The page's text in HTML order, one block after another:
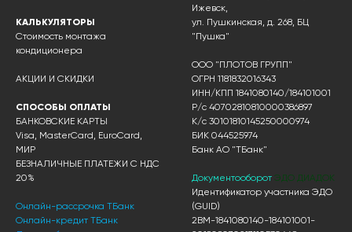
КАЛЬКУЛЯТОРЫ
Стоимость монтажа
кондиционера
АКЦИИ И СКИДКИ
СПОСОБЫ ОПЛАТЫ
БАНКОВСКИЕ КАРТЫ
Visa, MasterCard, EuroCard,
МИР
БЕЗНАЛИЧНЫЕ ПЛАТЕЖИ С НДС
20%
Онлайн-рассрочка ТБанк
Онлайн-кредит ТБанк
Ижевск,
ул. Пушкинская, д. 268, БЦ
"Пушка"
ООО "ПЛОТОВ ГРУПП"
ОГРН 1181832016343
ИНН/КПП 1841080140/184101001
Р/с 40702810810000386897
К/с 30101810145250000974
БИК 044525974
Банк АО "ТБанк"
Документооборот ЭДО ДИАДОК
Идентификатор участника ЭДО
(GUID)
2BM-1841080140-184101001-